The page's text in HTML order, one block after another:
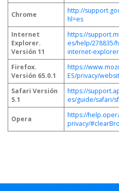
Chrome
http://
hl=es
Internet
Explorer.
Versión 11
https://
es/help/278835/
internet-explorer
Firefox.
Versión 65.0.1
https://
ES/privacy/
Safari Versión
5.1
https://
es/guide/safari/
Opera
https://
privacy/